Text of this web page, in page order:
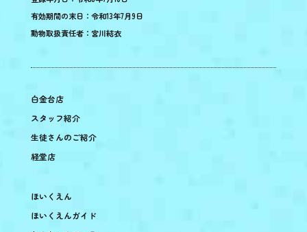
有効期間の末日：令和13年7月9日
動物取扱責任者：宮川結衣
白金台店
スタッフ紹介
生徒さんのご紹介
経堂店
ほいくえん
ほいくえんガイド